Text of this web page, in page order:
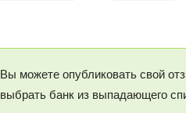
Вы можете опубликовать свой
выбрать банк из выпадающего